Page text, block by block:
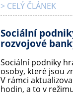
> CELÝ ČLÁNEK
Sociální
rozvojové
Sociální podniky
osoby, které jsou
V rámci
hodin, a to v